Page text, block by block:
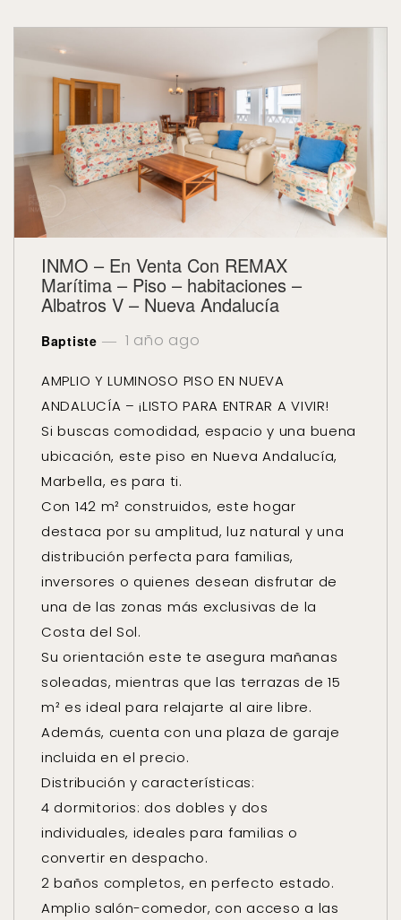
INMO – En Venta Con REMAX
Marítima – Piso – habitaciones –
Albatros V – Nueva Andalucía
Baptiste 1 año ago
AMPLIO Y LUMINOSO PISO EN NUEVA
ANDALUCÍA – ¡LISTO PARA ENTRAR A VIVIR!
Si buscas comodidad, espacio y una buena
ubicación, este piso en Nueva Andalucía,
Marbella, es para ti.
Con 142 m² construidos, este hogar
destaca por su amplitud, luz natural y una
distribución perfecta para familias,
inversores o quienes desean disfrutar de
una de las zonas más exclusivas de la
Costa del Sol.
Su orientación este te asegura mañanas
soleadas, mientras que las terrazas de 15
m² es ideal para relajarte al aire libre.
Además, cuenta con una plaza de garaje
incluida en el precio.
Distribución y características:
4 dormitorios: dos dobles y dos
individuales, ideales para familias o
convertir en despacho.
2 baños completos, en perfecto estado.
Amplio salón-comedor, con acceso a las